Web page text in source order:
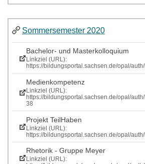
Sommersemester 2020
Bachelor- und Masterkolloquium
Linkziel (URL):
https://bildungsportal.sachsen.de/opal/
Medienkompetenz
Linkziel (URL):
https://bildungsportal.sachsen.de/opal/
38
Projekt TeilHaben
Linkziel (URL):
https://bildungsportal.sachsen.de/opal/
Rhetorik - Gruppe Meyer
Linkziel (URL):